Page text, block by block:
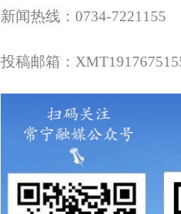
新闻热线：0734-7221155
投稿邮箱：